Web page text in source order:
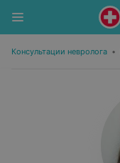
Консультации невролога •